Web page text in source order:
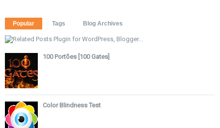
Popular Tags Blog Archives
100 Portões [100 Gates]
Color Blindness Test